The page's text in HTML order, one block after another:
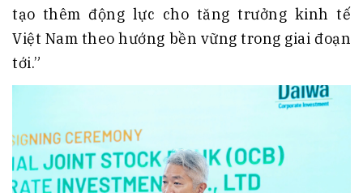
tạo thêm động lực cho tăng trưởng kinh tế
Việt Nam theo hướng bền vững trong giai đoạn
tới.”